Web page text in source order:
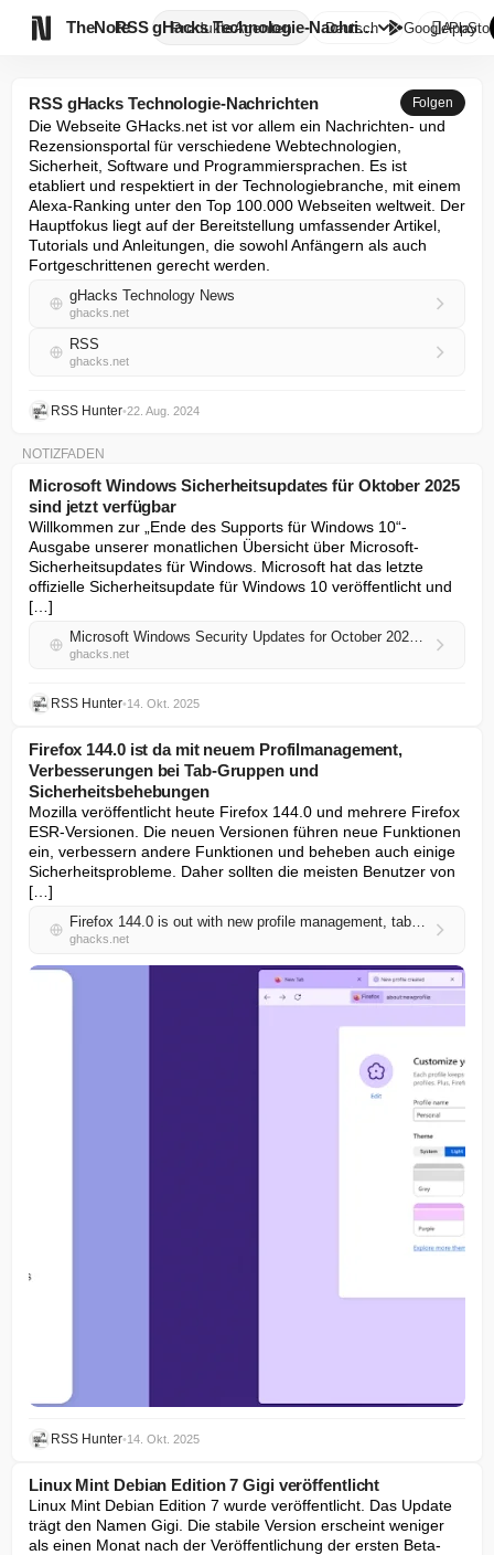
TheNote ProdukteAgenten RSS gHacks Technologie-Nachric...
Deutsch GooglePlay

RSS gHacks Technologie-Nachrichten Folgen
Die Webseite GHacks.net ist vor allem ein Nachrichten- und
Rezensionsportal für verschiedene Webtechnologien,
Sicherheit, Software und Programmiersprachen. Es ist
etabliert und respektiert in der Technologiebranche, mit einem
Alexa-Ranking unter den Top 100.000 Webseiten weltweit. Der
Hauptfokus liegt auf der Bereitstellung umfassender Artikel,
Tutorials und Anleitungen, die sowohl Anfängern als auch
Fortgeschrittenen gerecht werden.
gHacks Technology News
ghacks.net
RSS
ghacks.net
RSS Hunter•22. Aug. 2024
NOTIZFADEN
Microsoft Windows Sicherheitsupdates für Oktober 2025
sind jetzt verfügbar
Willkommen zur „Ende des Supports für Windows 10“-
Ausgabe unserer monatlichen Übersicht über Microsoft-
Sicherheitsupdates für Windows. Microsoft hat das letzte
offizielle Sicherheitsupdate für Windows 10 veröffentlicht und
[…]
Microsoft Windows Security Updates for October 2025 are now available
ghacks.net
RSS Hunter•14. Okt. 2025
Firefox 144.0 ist da mit neuem Profilmanagement,
Verbesserungen bei Tab-Gruppen und
Sicherheitsbehebungen
Mozilla veröffentlicht heute Firefox 144.0 und mehrere Firefox
ESR-Versionen. Die neuen Versionen führen neue Funktionen
ein, verbessern andere Funktionen und beheben auch einige
Sicherheitsprobleme. Daher sollten die meisten Benutzer von
[…]
Firefox 144.0 is out with new profile management, tab group improvements, and security fixes
ghacks.net
RSS Hunter•14. Okt. 2025
Linux Mint Debian Edition 7 Gigi veröffentlicht
Linux Mint Debian Edition 7 wurde veröffentlicht. Das Update
trägt den Namen Gigi. Die stabile Version erscheint weniger
als einen Monat nach der Veröffentlichung der ersten Beta-